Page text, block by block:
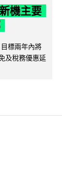
機主要
標兩年內將
及稅務優惠延